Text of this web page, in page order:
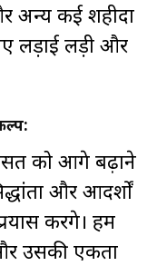
अन्य कई शहीदों
लड़ाई लड़ी और
को आगे बढ़ाने
और आदर्शों
करेंगे। हम
उसकी एकता